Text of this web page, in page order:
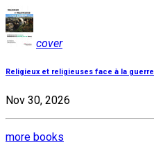
cover
Religieux et religieuses face à la guerre
Nov 30, 2026
more books